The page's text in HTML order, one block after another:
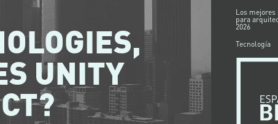
UNITY
Los mejores
para
2026
Tecnología